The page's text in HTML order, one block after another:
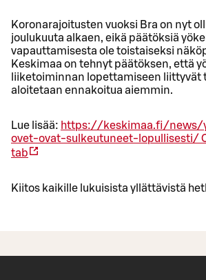
Koronarajoitusten vuoksi Bra on nyt
joulukuuta alkaen, eikä päätöksiä
vapauttamisesta ole toistaiseksi
Keskimaa on tehnyt päätöksen, että
liiketoiminnan lopettamiseen liittyvät
aloitetaan ennakoitua aiemmin.
Lue lisää: https://keskimaa.fi/news/
ovet-ovat-sulkeutuneet-lopullisesti/
tab
Kiitos kaikille lukuisista yllättävistä